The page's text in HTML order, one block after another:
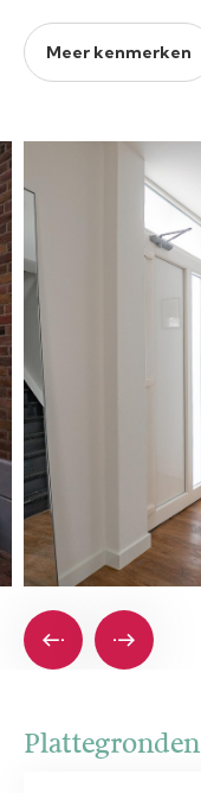
Meer kenmerken
Plattegronden